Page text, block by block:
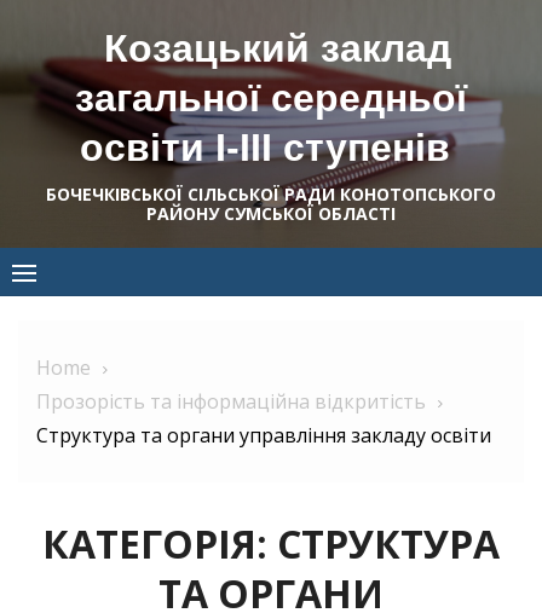
content
Козацький заклад
загальної середньої
освіти І-ІІІ ступенів
БОЧЕЧКІВСЬКОЇ СІЛЬСЬКОЇ РАДИ КОНОТОПСЬКОГО
РАЙОНУ СУМСЬКОЇ ОБЛАСТІ
Home
Прозорість та інформаційна відкритість
Структура та органи управління закладу освіти
КАТЕГОРІЯ: СТРУКТУРА
ТА ОРГАНИ